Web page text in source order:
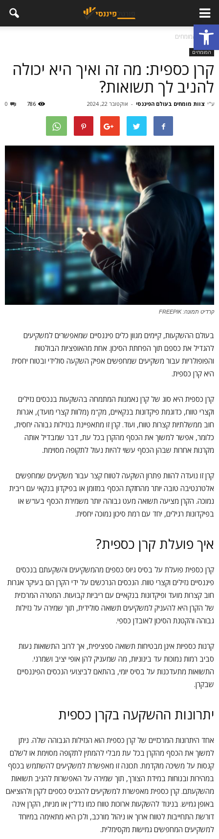
פתח סרגל נגישות
בית המומחים
המומחים
קרן כספית: מה זה ואיך היא יכולה
להניב לך תשואות?
ע"י צוות מומחים בעולם הפיננסי - אוקטובר 22, 2024 0 786
קרדיט תמונה: FREEPIK
בעולם ההשקעות, קיימים מגוון כלים פיננסיים שמאפשרים למשקיעים
להגדיל את כספם תוך הפחתת הסיכון. אחת מהאופציות הבולטות
והפופולריות עבור משקיעים שמחפשים אפיק השקעה סולידי ובטוח יחסית
היא קרן כספית.
קרן כספית היא סוג של קרן נאמנות המתמחה בהשקעות בנכסים נזילים
וקצרי טווח, כדוגמת פיקדונות בנקאיים, מק"מ (מלוות קצרי מועד), אגרות
חוב ממשלתיות קצרות טווח, ועוד. קרן זו מתאפיינת בנזילות גבוהה יחסית,
כלומר, אפשר למשוך את הכסף מהקרן בכל עת, דבר שמבדיל אותה
מקרנות אחרות שבהן הכסף עשוי להיות נעול לתקופה מסוימת.
קרן זו נועדה להוות פתרון השקעה לטווח קצר עבור משקיעים שמחפשים
אלטרנטיבה טובה יותר מהחזקת הכסף במזומן או בפיקדון בנקאי עם ריבית
נמוכה. הקרן מציעה תשואה מעט גבוהה יותר משמירת הכסף בעו"ש או
בפיקדונות רגילים, יחד עם רמת סיכון נמוכה יחסית.
איך פועלת קרן כספית?
קרן כספית פועלת על בסיס גיוס כספים מהמשקיעים והשקעתם בנכסים
פיננסיים נזילים וקצרי טווח. הנכסים הנרכשים על ידי הקרן הם בעיקר אגרות
חוב קצרות מועד ופיקדונות בנקאיים עם ריביות קבועות. המטרה המרכזית
של הקרן היא להעניק למשקיעים תשואה סולידית, תוך שמירה על נזילות
גבוהה והקטנת הסיכון לאובדן כספי.
קרנות כספיות אינן מבטיחות תשואה ספציפית, אך לרוב התשואות נעות
סביב רמות נמוכות עד בינוניות, מה שמעניק להן אופי יציב ושמרני.
התשואות מתעדכנות על בסיס יומי, בהתאם לביצועי הנכסים הפיננסיים
שבקרן.
יתרונות ההשקעה בקרן כספית
אחד היתרונות המרכזיים של קרן כספית הוא הנזילות הגבוהה שלה. ניתן
למשוך את הכסף מהקרן בכל עת מבלי להמתין לתקופה מסוימת או לשלם
קנסות על משיכה מוקדמת. תכונה זו מאפשרת למשקיעים להשתמש בכסף
במהירות ובנוחות במידת הצורך, תוך שמירה על האפשרות להניב תשואות
מהשקעתם. קרן כספית מאפשרת למשקיעים להכניס כספים לקרן ולהוציאם
באופן גמיש. בניגוד להשקעות ארוכות טווח כמו נדל"ן או מניות, הקרן אינה
דורשת התחייבות לטווח ארוך או ניהול מורכב, ולכן היא מתאימה במיוחד
למשקיעים המחפשים גמישות מקסימלית.